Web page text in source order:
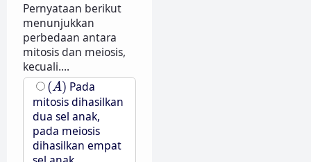
Pernyataan berikut
menunjukkan
perbedaan antara
mitosis dan meiosis,
kecuali....
(A)
(A) Pada
mitosis dihasilkan
dua sel anak,
pada meiosis
dihasilkan empat